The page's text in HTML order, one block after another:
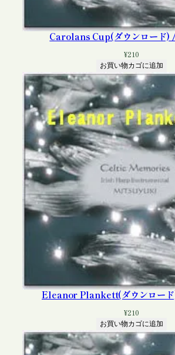
Carolans Cup(ダウンロード)
¥210
お買い物カゴに追加
Eleanor Plankett(ダウンロード
¥210
お買い物カゴに追加